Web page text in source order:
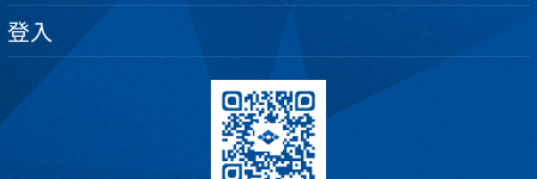
登入